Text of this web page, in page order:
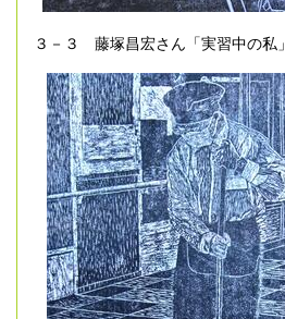
３－３ 藤塚昌宏さん「実習中の私」